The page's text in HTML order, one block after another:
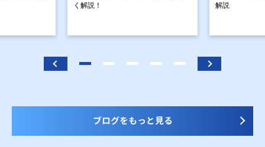
く解説！
解説
ブログをもっと見る